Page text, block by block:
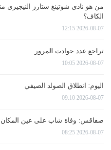
من هو نادي شوتينغ ستارز
الكاف؟
2026-08-07 12:15
تراجع عدد حوادث المرور
2026-08-07 10:05
اليوم: انطلاق الصولد الصيفي
2026-08-07 09:10
صفاقس: وفاة شاب على عين
2026-08-07 08:25